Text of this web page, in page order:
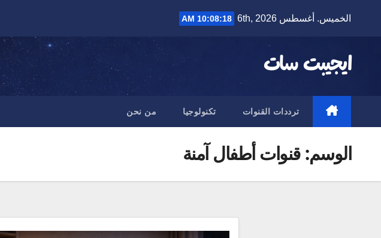
الخميس. أغسطس 6th, 2026 10:08:19 AM
ايجيبت سات
ترددات القنوات تكنولوجيا من نحن
الوسم:قنوات أطفال آمنة